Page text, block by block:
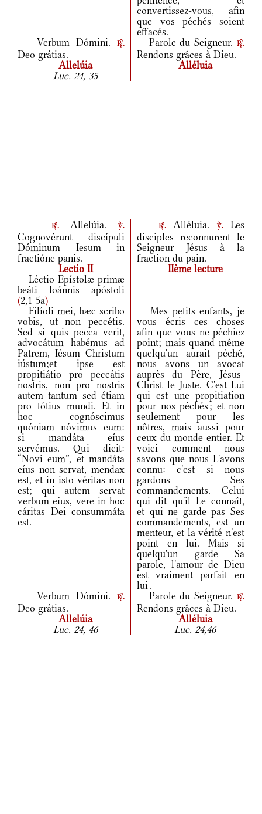
convertissez-vous, afin
que vos péchés soient
effacés.
Verbum Dómini.
r.
Deo grátias.
Parole du Seigneur. r.
Rendons grâces à Dieu.
Allelúia
Alléluia
Luc. 24, 35
r.Allelúia.v.
Cognovérunt discípuli
Dóminum Iesum in
fractióne panis.
r.Alléluia. v.Les
disciples reconnurent le
Seigneur Jésus à la
fraction du pain.
Lectio II
IIème lecture
Léctio Epístolæ primæ
beáti loánnis apóstoli
(2,1-5a)
Filíoli mei, hæc scribo
vobis, ut non peccétis.
Sed si quis pecca verit,
advocátum habémus ad
Patrem, Iésum Christum
iústum;et ipse est
propitiátio pro peccátis
nostris, non pro nostris
autem tantum sed étiam
pro tótius mundi. Et in
hoc cognóscimus
quóniam nóvimus eum:
si mandáta eíus
servémus. Qui dicit:
“Novi eum”, et mandáta
eíus non servat, mendax
est, et in isto véritas non
est; qui autem servat
verbum eíus, vere in hoc
cáritas Dei consummáta
est.
Mes petits enfants, je
vous écris ces choses
afin que vous ne péchiez
point; mais quand même
quelqu'un aurait péché,
nous avons un avocat
auprès du Père, Jésus-
Christ le Juste. C'est Lui
qui est une propitiation
pour nos péchés ; et non
seulement pour les
nôtres, mais aussi pour
ceux du monde entier. Et
voici comment nous
savons que nous L'avons
connu: c'est si nous
gardons Ses
commandements. Celui
qui dit qu'il Le connaît,
et qui ne garde pas Ses
commandements, est un
menteur, et la vérité n'est
point en lui. Mais si
quelqu'un garde Sa
parole, l'amour de Dieu
est vraiment parfait en
lui .
Verbum Dómini.
r.
Deo grátias.
Parole du Seigneur. r.
Rendons grâces à Dieu.
Allelúia
Alléluia
Luc. 24, 46
Luc. 24,46